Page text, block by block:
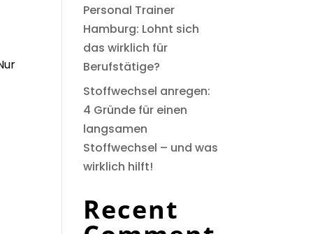
Personal Trainer
Hamburg: Lohnt sich
das wirklich für
Berufstätige?
Stoffwechsel anregen:
4 Gründe für einen
langsamen
Stoffwechsel – und was
wirklich hilft!
Recent